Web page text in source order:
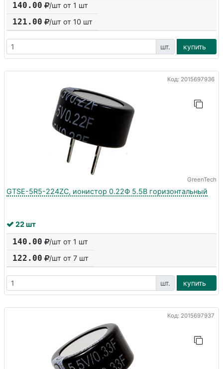
140.00 /шт от 1 шт
121.00 /шт от 10 шт
шт. купить
Код: 2015697936
GreenTech
GTSE-5R5-224ZC, ионистор 0.22Ф 5.5В горизонтальный
22 шт
140.00 /шт от 1 шт
122.00 /шт от 7 шт
шт. купить
Код: 2015697937